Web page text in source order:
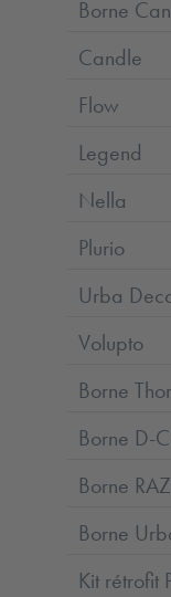
Borne
Candle
Flow
Legend
Nella
Plurio
Urba
Volupto
Borne Thor
Borne D-
Borne
Borne
Kit rétrofit